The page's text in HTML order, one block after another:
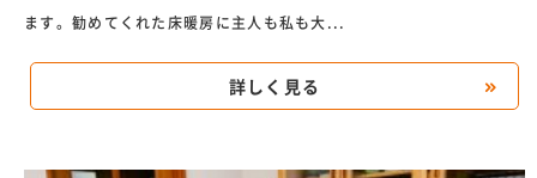
ます。勧めてくれた床暖房に主人も私も大...
詳しく見る